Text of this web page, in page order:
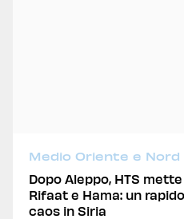
Medio Oriente e Nord
Dopo Aleppo, HTS
Rifaat e Hama: un
caos in Siria